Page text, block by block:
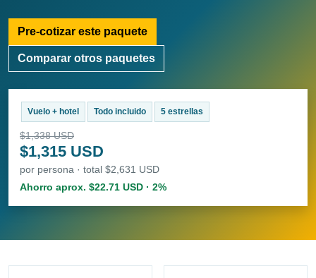
Pre-cotizar este paquete
Comparar otros paquetes
Vuelo + hotel Todo incluido 5 estrellas
$1,338 USD
$1,315 USD
por persona · total $2,631 USD
Ahorro aprox. $22.71 USD · 2%